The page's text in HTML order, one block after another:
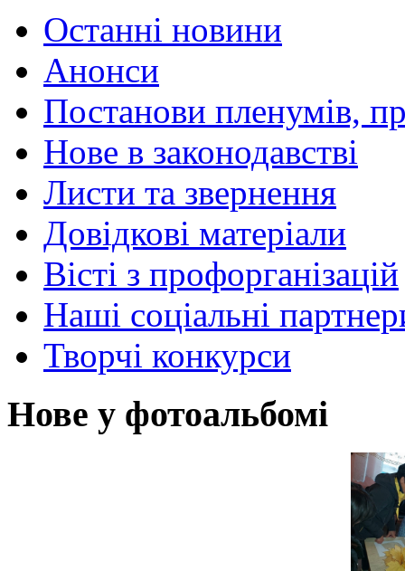
Останні новини
Анонси
Постанови пленумів,
Нове в законодавстві
Листи та звернення
Довідкові матеріали
Вісті з профорганізацій
Наші соціальні
Творчі конкурси
Нове у фотоальбомі